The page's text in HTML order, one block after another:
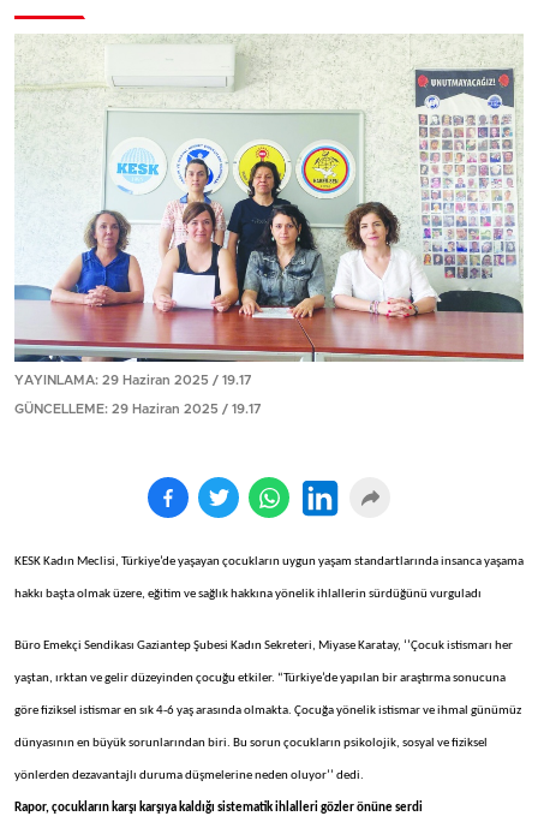
YAYINLAMA: 29 Haziran 2025 / 19.17
GÜNCELLEME: 29 Haziran 2025 / 19.17
KESK Kadın Meclisi, Türkiye’de yaşayan çocukların uygun yaşam standartlarında insanca yaşama
hakkı başta olmak üzere, eğitim ve sağlık hakkına yönelik ihlallerin sürdüğünü vurguladı
Büro Emekçi Sendikası Gaziantep Şubesi Kadın Sekreteri, Miyase Karatay, ‘’Çocuk istismarı her
yaştan, ırktan ve gelir düzeyinden çocuğu etkiler. “Türkiye’de yapılan bir araştırma sonucuna
göre fiziksel istismar en sık 4-6 yaş arasında olmakta. Çocuğa yönelik istismar ve ihmal günümüz
dünyasının en büyük sorunlarından biri. Bu sorun çocukların psikolojik, sosyal ve fiziksel
yönlerden dezavantajlı duruma düşmelerine neden oluyor’’ dedi.
Rapor, çocukların karşı karşıya kaldığı sistematik ihlalleri gözler önüne serdi